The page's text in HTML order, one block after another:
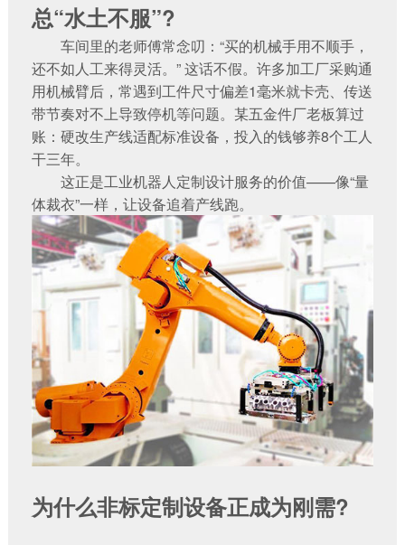
总“水土不服”?‌
车间里的老师傅常念叨：“买的机械手用不顺手，
还不如人工来得灵活。” 这话不假。许多加工厂采购通
用机械臂后，常遇到工件尺寸偏差1毫米就卡壳、传送
带节奏对不上导致停机等问题。某五金件厂老板算过
账：硬改生产线适配标准设备，投入的钱够养8个工人
干三年。
这正是‌工业机器人定制设计服务‌的价值——像“量
体裁衣”一样，让设备追着产线跑。
为什么非标定制设备正成为刚需?‌